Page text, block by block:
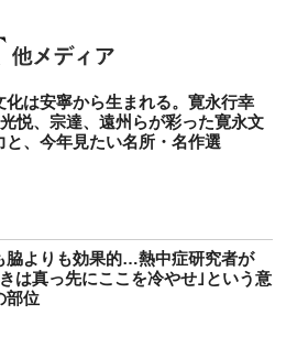
化は安寧から生まれる。寛永行幸
悦、宗達、遠州らが彩った寛永文
と、今年見たい名所・名作選
脇よりも効果的…熱中症研究者が
は真っ先にここを冷やせ｣という意
部位